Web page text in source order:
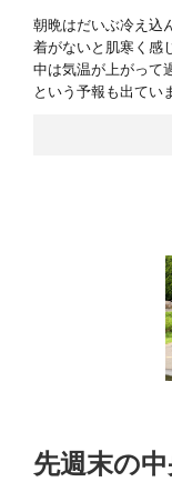
朝晩はだいぶ冷え込
着がないと肌寒く感
中は気温が上がって
という予報も出てい
先週末の